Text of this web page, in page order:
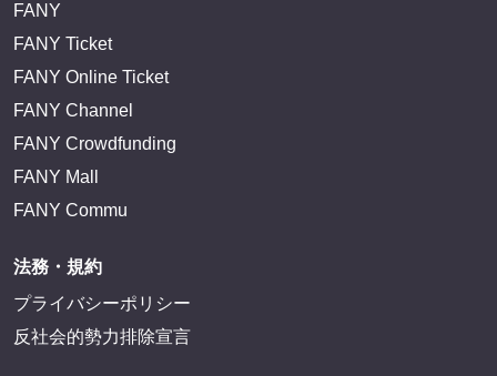
FANY
FANY Ticket
FANY Online Ticket
FANY Channel
FANY Crowdfunding
FANY Mall
FANY Commu
法務・規約
プライバシーポリシー
反社会的勢力排除宣言